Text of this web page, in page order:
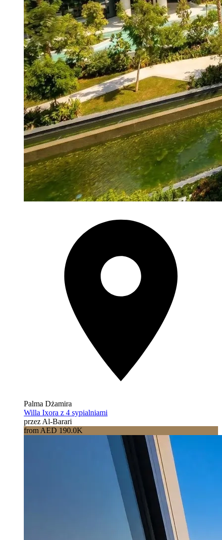
Palma Dżamira
Willa Ixora z 4 sypialniami
przez Al-Barari
from AED 190.0K